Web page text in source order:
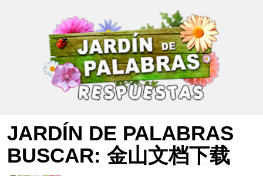
JARDÍN DE PALABRAS
BUSCAR: 金山文档下载